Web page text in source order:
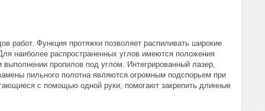
работ. Функция протяжки позволяет распиливать широкие
наиболее распространенных углов имеются положения
пропилов под углом. Интегрированный лазер,
пильного полотна являются огромным подспорьем при
с помощью одной руки, помогают закрепить длинные